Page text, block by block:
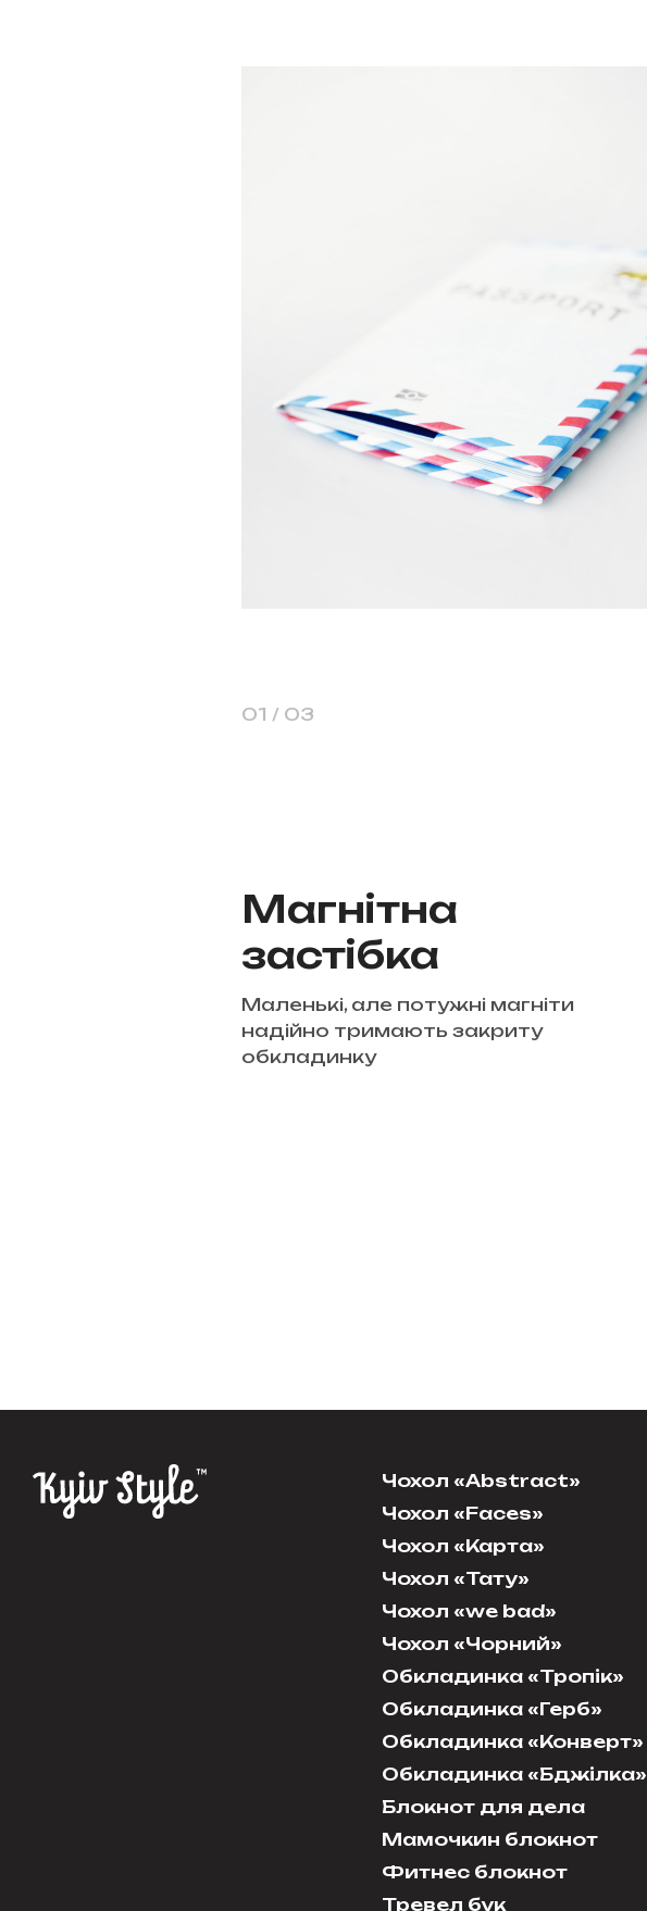
Магнітна
застібка
Маленькі, але потужні магніти
надійно тримають закриту
обкладинку
1 / 3
Чохол «Abstract»
Чохол «Faces»
Чохол «Карта»
Чохол «Тату»
Чохол «we bad»
Чохол «Чорний»
Обкладинка «Тропік»
Обкладинка «Герб»
Обкладинка «Конверт»
Обкладинка «Бджілка»
Блокнот для дела
Мамочкин блокнот
Фитнес блокнот
Тревел бук